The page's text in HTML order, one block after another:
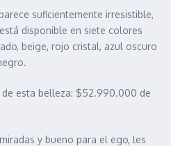
suficientemente irresistible,
disponible en siete colores
beige, rojo cristal, azul oscuro
esta belleza: $52.990.000 de
y bueno para el ego, les